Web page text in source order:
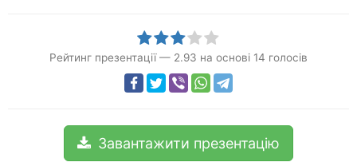
Рейтинг презентації — 2.93 на основі 14 голосів
Завантажити презентацію